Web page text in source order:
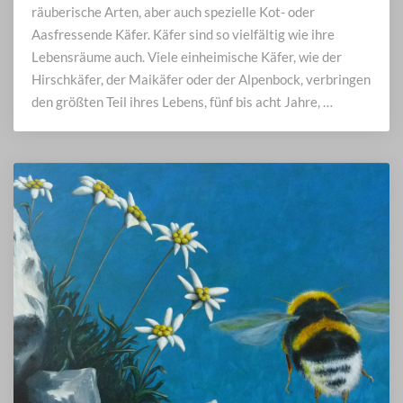
räuberische Arten, aber auch spezielle Kot- oder
Aasfressende Käfer. Käfer sind so vielfältig wie ihre
Lebensräume auch. Viele einheimische Käfer, wie der
Hirschkäfer, der Maikäfer oder der Alpenbock, verbringen
den größten Teil ihres Lebens, fünf bis acht Jahre, …